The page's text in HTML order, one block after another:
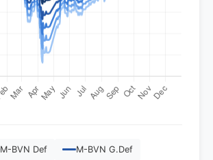
M-BVN Def M-BVN G.Def